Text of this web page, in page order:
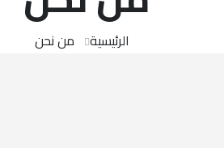
الرئيسية من نحن